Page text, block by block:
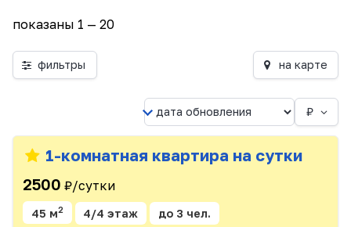
показаны 1 — 20
фильтры на карте
₽
1-комнатная квартира на сутки
2500 ₽/сутки
45 м2 4/4 этаж до 3 чел.